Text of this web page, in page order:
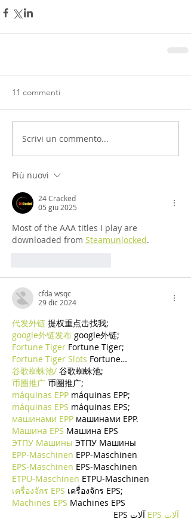
11 commenti
Scrivi un commento...
Più nuovi
24 Cracked
05 giu 2025
Most of the AAA titles I play are
downloaded from Steamunlocked.
cfda wsqc
29 dic 2024
代发外链 提权重点击找我;
google外链发布 google外链;
Fortune Tiger Fortune Tiger;
Fortune Tiger Slots Fortune…
谷歌蜘蛛池/ 谷歌蜘蛛池;
币圈推广 币圈推广;
máquinas EPP máquinas EPP;
máquinas EPS máquinas EPS;
машинами EPP машинами EPP.
Машина EPS Машина EPS
ЭТПУ Машины ЭТПУ Машины
EPP-Maschinen EPP-Maschinen
EPS-Maschinen EPS-Maschinen
ETPU-Maschinen ETPU-Maschinen
เครื่องจักร EPS เครื่องจักร EPS;
Machines EPS Machines EPS
آلات EPS
آلات EPS